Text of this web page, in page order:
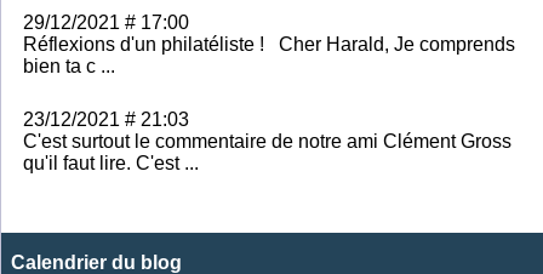
29/12/2021 # 17:00
Réflexions d'un philatéliste ! Cher Harald, Je comprends
bien ta c ...
23/12/2021 # 21:03
C'est surtout le commentaire de notre ami Clément Gross
qu'il faut lire. C'est ...
Calendrier du blog